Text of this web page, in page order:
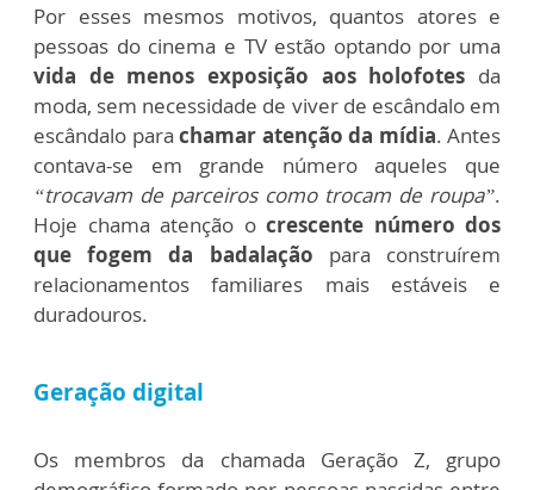
Por esses mesmos motivos, quantos atores e
pessoas do cinema e TV estão optando por uma
vida de menos exposição aos holofotes da
moda, sem necessidade de viver de escândalo em
escândalo para chamar atenção da mídia. Antes
contava-se em grande número aqueles que
“trocavam de parceiros como trocam de roupa”.
Hoje chama atenção o crescente número dos
que fogem da badalação para construírem
relacionamentos familiares mais estáveis e
duradouros.
Geração digital
Os membros da chamada Geração Z, grupo